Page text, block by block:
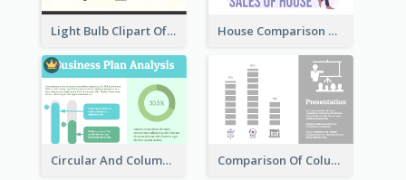
Light Bulb Clipart Of New Ideas House Comparison With Information
Circular And Column Information Comparison Of Column Clipart